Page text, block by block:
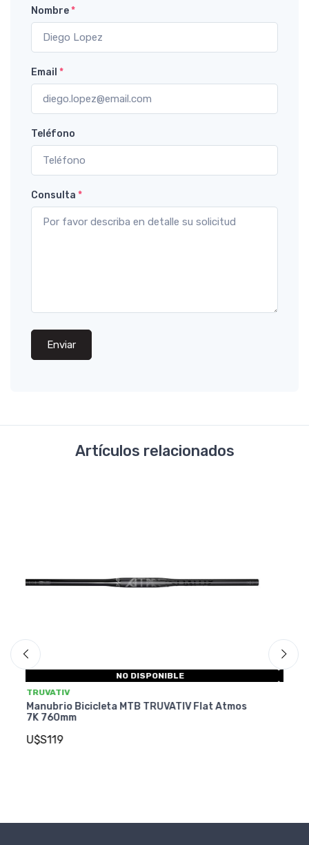
Nombre*
Email *
Teléfono
Consulta *
Enviar
Artículos relacionados
NO DISPONIBLE
TRUVATIV
Manubrio Bicicleta MTB TRUVATIV Flat Atmos
Carbon 760mm